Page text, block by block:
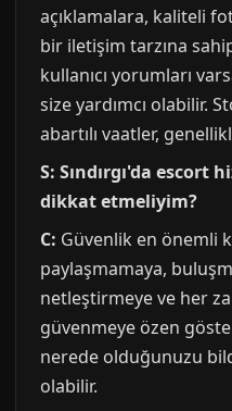
açıklamalara, kaliteli
bir iletişim tarzına
kullanıcı yorumları
size yardımcı olabilir.
abartılı vaatler,
S: Sındırgı'da escort
dikkat etmeliyim?
C: Güvenlik en önemli
paylaşmamaya,
netleştirmeye ve her
güvenmeye özen
nerede olduğunuzu
olabilir.